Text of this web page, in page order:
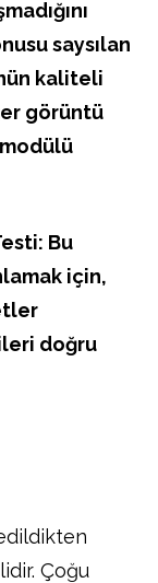
saysılan
kaliteli
görüntü
Bu
için,
doğru
Çoğu